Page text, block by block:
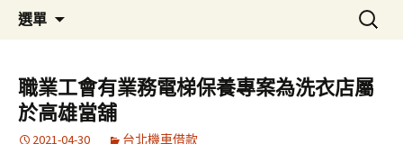
選單
搜
尋
鍵
字:
職業工會有業務電梯保養專案為洗衣店屬
於高雄當舖
2021-04-30 台北機車借款